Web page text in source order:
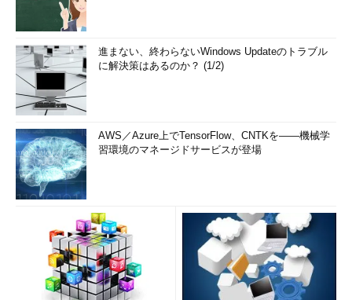
進まない、終わらないWindows Updateのトラブル
に解決策はあるのか？ (1/2)
AWS／Azure上でTensorFlow、CNTKを――機械学
習環境のマネージドサービスが登場